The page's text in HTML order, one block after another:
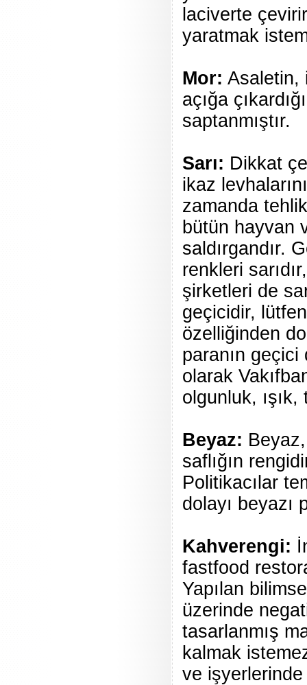
laciverte
yaratmak
Mor: Asaletin,
açığa
saptanmıştır.
Sarı: Dikkat
ikaz
zamanda
bütün hayvan
saldırgandır.
renkleri
şirketleri de
geçicidir,
özelliğinden
paranın geçici
olarak
olgunluk,
Beyaz:
saflığın
Politikacılar
dolayı beyazı
Kahverengi:
fastfood
Yapılan
üzerinde
tasarlanmış
kalmak
ve